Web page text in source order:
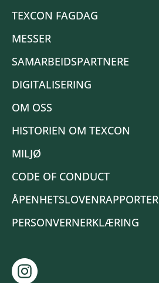
TEXCON FAGDAG
MESSER
SAMARBEIDSPARTNERE
DIGITALISERING
OM OSS
HISTORIEN OM TEXCON
MILJØ
CODE OF CONDUCT
ÅPENHETSLOVENRAPPORTER
PERSONVERNERKLÆRING